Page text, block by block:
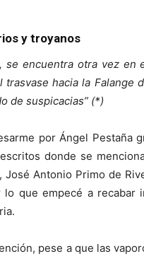
y troyanos
se encuentra otra vez
hacia la Falange
de suspicacias” (*)
por Ángel Pestaña
donde se
Antonio Primo de
que empecé a
pese a que las